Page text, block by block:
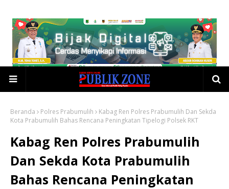
Beranda Polres Prabumulih
Kabag Ren Polres Prabumulih Dan Sekda
Kota Prabumulih Bahas Rencana Peningkatan Tipelogi Polsek RKT
Kabag Ren Polres Prabumulih
Dan Sekda Kota Prabumulih
Bahas Rencana Peningkatan